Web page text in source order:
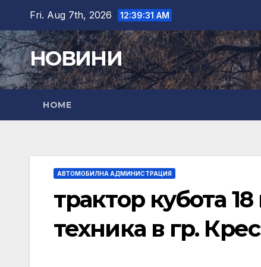
content
Fri. Aug 7th, 2026 12:39:33 AM
НОВИНИ
HOME
АВТОМОБИЛНА АДМИНИСТРАЦИЯ
трактор кубота
техника в гр.